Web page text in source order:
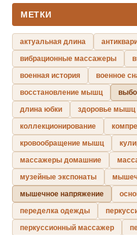
МЕТКИ
актуальная длина
вибрационные массажеры
военная история
военное
восстановление мышц
длина юбки
здоровье мышц
коллекционирование
кровообращение мышц
массажеры домашние
музейные экспонаты
мышечное напряжение
переделка одежды
перкуссионный массажер